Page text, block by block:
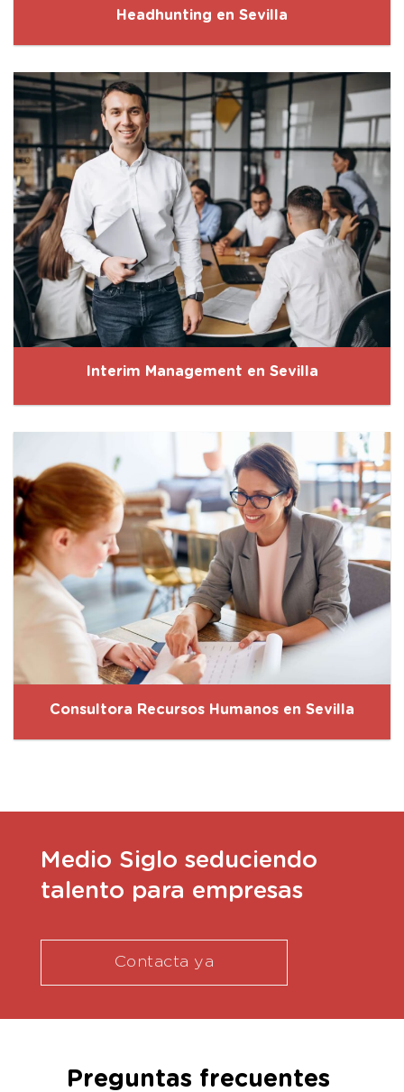
Headhunting en Sevilla
Interim Management en Sevilla
Consultora Recursos Humanos en Sevilla
Medio Siglo seduciendo
talento para empresas
Contacta ya
Preguntas frecuentes